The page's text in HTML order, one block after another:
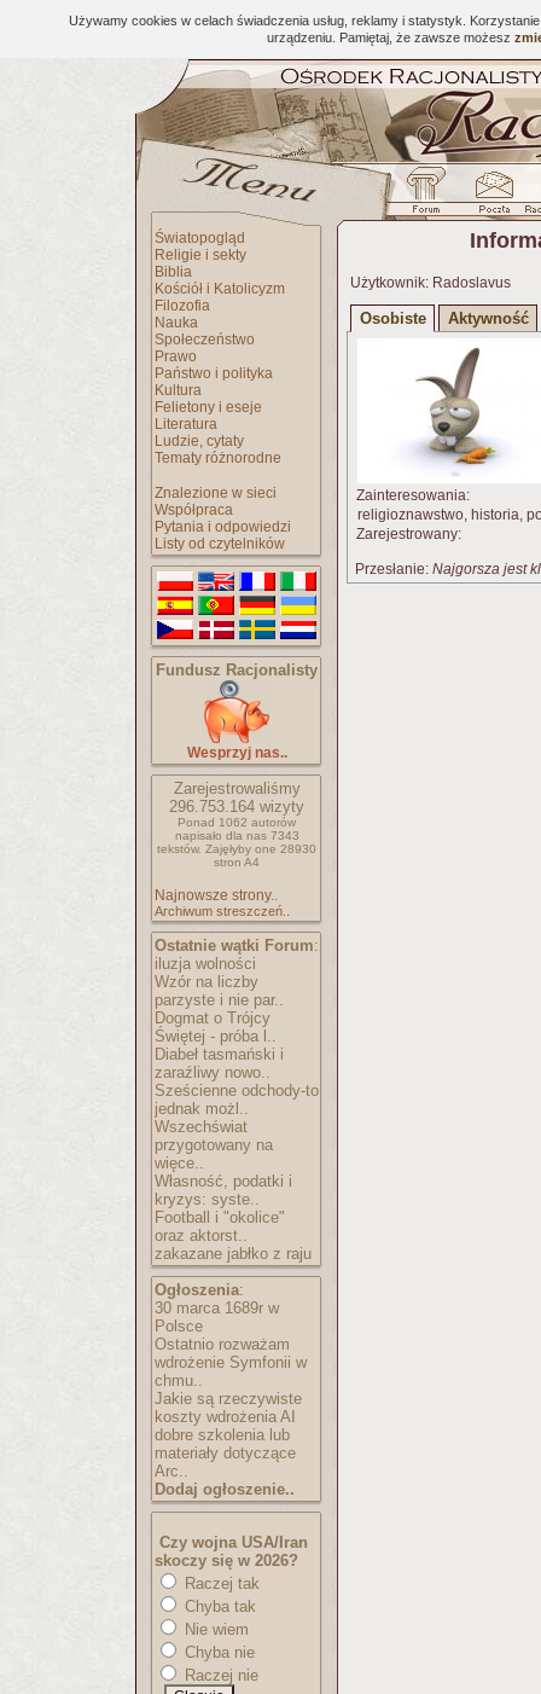
Używamy cookies w celach świadczenia usług, reklamy i statystyk.
urządzeniu. Pamiętaj, że zawsze możesz
Światopogląd
Religie i sekty
Biblia
Kościół i Katolicyzm
Filozofia
Nauka
Społeczeństwo
Prawo
Państwo i polityka
Kultura
Felietony i eseje
Literatura
Ludzie, cytaty
Tematy różnorodne
Znalezione w sieci
Współpraca
Pytania i odpowiedzi
Listy od czytelników
Fundusz Racjonalisty
Wesprzyj nas..
Zarejestrowaliśmy
296.753.164 wizyty
Ponad 1062 autorów
napisało dla nas 7343
tekstów. Zajęłyby one 28930
stron A4
Najnowsze strony..
Archiwum streszczeń..
Ostatnie wątki Forum:
iluzja wolności
Wzór na liczby
parzyste i nie par..
Dogmat o Trójcy
Świętej - próba l..
Diabeł tasmański i
zaraźliwy nowo..
Sześcienne odchody-to
jednak możl..
Wszechświat
przygotowany na
więce..
Własność, podatki i
kryzys: syste..
Football i "okolice"
oraz aktorst..
zakazane jabłko z raju
Ogłoszenia:
30 marca 1689r w
Polsce
Ostatnio rozważam
wdrożenie Symfonii w
chmu..
Jakie są rzeczywiste
koszty wdrożenia AI
dobre szkolenia lub
materiały dotyczące
Arc..
Dodaj ogłoszenie..
Czy wojna USA/Iran
skoczy się w 2026?
Raczej tak
Chyba tak
Nie wiem
Chyba nie
Raczej nie
Użytkownik: Radoslavus
Osobiste Aktywność
Zainteresowania:
religioznawstwo, historia,
Zarejestrowany:
Przesłanie: Najgorsza jest